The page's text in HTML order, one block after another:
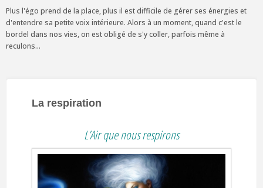
Plus l'égo prend de la place, plus il est difficile de gérer ses énergies et
d'entendre sa petite voix intérieure. Alors à un moment, quand c'est le
bordel dans nos vies, on est obligé de s'y coller, parfois même à
reculons...
La respiration
L’Air que nous respirons